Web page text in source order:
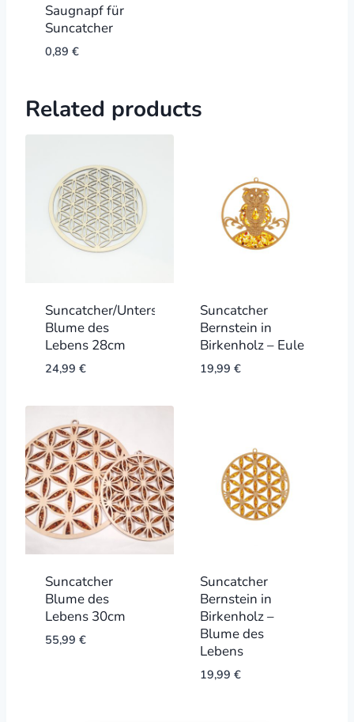
Saugnapf für
Suncatcher
0,89 €
Related products
Suncatcher/Untersetzer
Blume des
Lebens 28cm
24,99 €
Suncatcher
Bernstein in
Birkenholz – Eule
19,99 €
Suncatcher
Blume des
Lebens 30cm
55,99 €
Suncatcher
Bernstein in
Birkenholz –
Blume des
Lebens
19,99 €